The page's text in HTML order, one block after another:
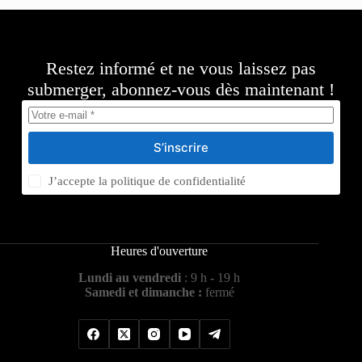
Restez informé et ne vous laissez pas
submerger, abonnez-vous dès maintenant !
S’inscrire
J’accepte lapolitique de confidentialité
Heures d'ouverture
Lundi au vendredi : 9 h - 19 h
Samedi et dimanche : fermé